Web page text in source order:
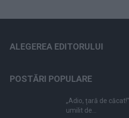
ALEGEREA EDITORULUI
POSTĂRI POPULARE
„Adio, țară de
umilit de...